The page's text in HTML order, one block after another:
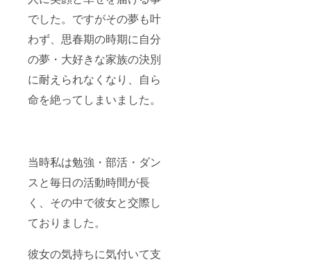
でした。ですがその夢も叶
わず、思春期の時期に自分
の夢・大好きな家族の決別
に耐えられなくなり、自ら
命を絶ってしまいました。
当時私は勉強・部活・ダン
スと毎日の活動時間が長
く、その中で彼女と交際し
ておりました。
彼女の気持ちに気付いて支